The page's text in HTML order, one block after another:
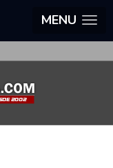
MENU